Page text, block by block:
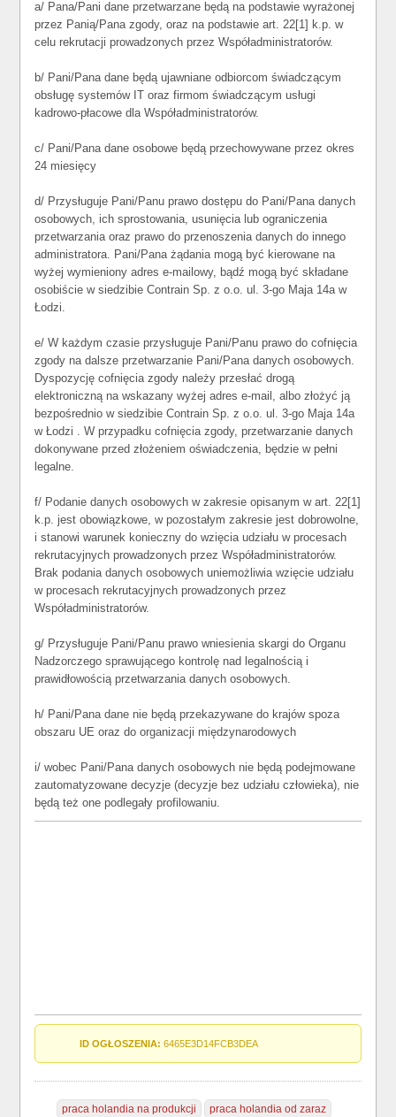
a/ Pana/Pani dane przetwarzane będą na podstawie wyrażonej
przez Panią/Pana zgody, oraz na podstawie art. 22[1] k.p. w
celu rekrutacji prowadzonych przez Współadministratorów.
b/ Pani/Pana dane będą ujawniane odbiorcom świadczącym
obsługę systemów IT oraz firmom świadczącym usługi
kadrowo-płacowe dla Współadministratorów.
c/ Pani/Pana dane osobowe będą przechowywane przez okres
24 miesięcy
d/ Przysługuje Pani/Panu prawo dostępu do Pani/Pana danych
osobowych, ich sprostowania, usunięcia lub ograniczenia
przetwarzania oraz prawo do przenoszenia danych do innego
administratora. Pani/Pana żądania mogą być kierowane na
wyżej wymieniony adres e-mailowy, bądź mogą być składane
osobiście w siedzibie Contrain Sp. z o.o. ul. 3-go Maja 14a w
Łodzi.
e/ W każdym czasie przysługuje Pani/Panu prawo do cofnięcia
zgody na dalsze przetwarzanie Pani/Pana danych osobowych.
Dyspozycję cofnięcia zgody należy przesłać drogą
elektroniczną na wskazany wyżej adres e-mail, albo złożyć ją
bezpośrednio w siedzibie Contrain Sp. z o.o. ul. 3-go Maja 14a
w Łodzi . W przypadku cofnięcia zgody, przetwarzanie danych
dokonywane przed złożeniem oświadczenia, będzie w pełni
legalne.
f/ Podanie danych osobowych w zakresie opisanym w art. 22[1]
k.p. jest obowiązkowe, w pozostałym zakresie jest dobrowolne,
i stanowi warunek konieczny do wzięcia udziału w procesach
rekrutacyjnych prowadzonych przez Współadministratorów.
Brak podania danych osobowych uniemożliwia wzięcie udziału
w procesach rekrutacyjnych prowadzonych przez
Współadministratorów.
g/ Przysługuje Pani/Panu prawo wniesienia skargi do Organu
Nadzorczego sprawującego kontrolę nad legalnością i
prawidłowością przetwarzania danych osobowych.
h/ Pani/Pana dane nie będą przekazywane do krajów spoza
obszaru UE oraz do organizacji międzynarodowych
i/ wobec Pani/Pana danych osobowych nie będą podejmowane
zautomatyzowane decyzje (decyzje bez udziału człowieka), nie
będą też one podlegały profilowaniu.
ID OGŁOSZENIA: 6465E3D14FCB3DEA
praca holandia na produkcji praca holandia od zaraz